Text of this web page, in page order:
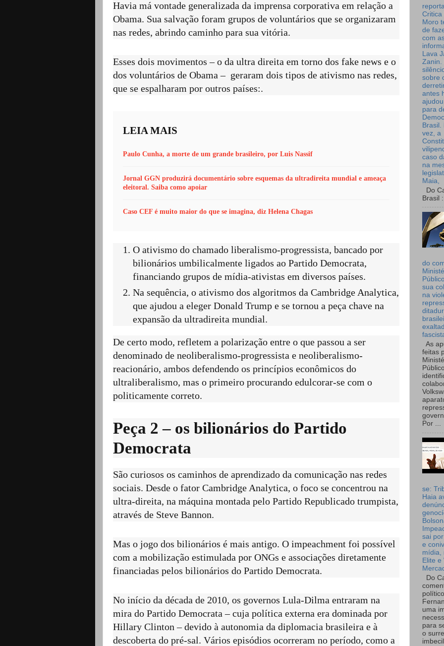
Havia má vontade generalizada da imprensa corporativa em relação a
Obama. Sua salvação foram grupos de voluntários que se organizaram
nas redes, abrindo caminho para sua vitória.
Esses dois movimentos – o da ultra direita em torno dos fake news e o
dos voluntários de Obama – geraram dois tipos de ativismo nas redes,
que se espalharam por outros países:.
LEIA MAIS
Paulo Cunha, a morte de um grande brasileiro, por Luis Nassif
Jornal GGN produzirá documentário sobre esquemas da ultradireita mundial e ameaça
eleitoral. Saiba como apoiar
Caso CEF é muito maior do que se imagina, diz Helena Chagas
O ativismo do chamado liberalismo-progressista, bancado por
bilionários umbilicalmente ligados ao Partido Democrata,
financiando grupos de mídia-ativistas em diversos países.
Na sequência, o ativismo dos algoritmos da Cambridge Analytica,
que ajudou a eleger Donald Trump e se tornou a peça chave na
expansão da ultradireita mundial.
De certo modo, refletem a polarização entre o que passou a ser
denominado de neoliberalismo-progressista e neoliberalismo-
reacionário, ambos defendendo os princípios econômicos do
ultraliberalismo, mas o primeiro procurando edulcorar-se com o
politicamente correto.
Peça 2 – os bilionários do Partido
Democrata
São curiosos os caminhos de aprendizado da comunicação nas redes
sociais. Desde o fator Cambridge Analytica, o foco se concentrou na
ultra-direita, na máquina montada pelo Partido Republicado trumpista,
através de Steve Bannon.
Mas o jogo dos bilionários é mais antigo. O impeachment foi possível
com a mobilização estimulada por ONGs e associações diretamente
financiadas pelos bilionários do Partido Democrata.
No início da década de 2010, os governos Lula-Dilma entraram na
mira do Partido Democrata – cuja política externa era dominada por
Hillary Clinton – devido à autonomia da diplomacia brasileira e à
descoberta do pré-sal. Vários episódios ocorreram no período, como a
Critica
Moro
de
com
Lava
Zanin.
sobre
antes
para
Brasil.
vez, a
caso
na
Maia,
Do
Brasil :
do
sua
na
As
feitas
Por ...
se:
Haia
sai
e
mídia,
Elite e
Do
uma
para
o